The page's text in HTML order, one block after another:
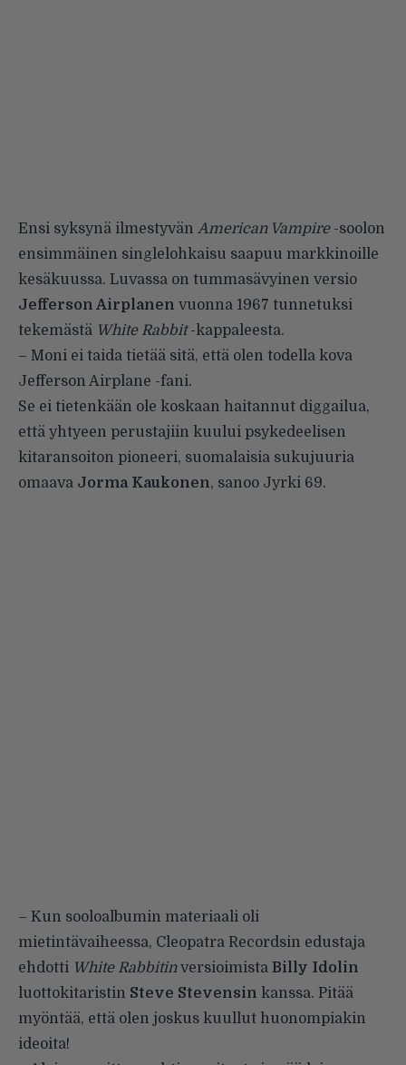
Ensi syksynä ilmestyvän American Vampire -soolon
ensimmäinen singlelohkaisu saapuu markkinoille
kesäkuussa. Luvassa on tummasävyinen versio
Jefferson Airplanen vuonna 1967 tunnetuksi
tekemästä White Rabbit-kappaleesta.
– Moni ei taida tietää sitä, että olen todella kova
Jefferson Airplane -fani.
Se ei tietenkään ole koskaan haitannut diggailua,
että yhtyeen perustajiin kuului psykedeelisen
kitaransoiton pioneeri, suomalaisia sukujuuria
omaava Jorma Kaukonen, sanoo Jyrki 69.
– Kun sooloalbumin materiaali oli
mietintävaiheessa, Cleopatra Recordsin edustaja
ehdotti White Rabbitinversioimista Billy Idolin
luottokitaristin Steve Stevensin kanssa. Pitää
myöntää, että olen joskus kuullut huonompiakin
ideoita!